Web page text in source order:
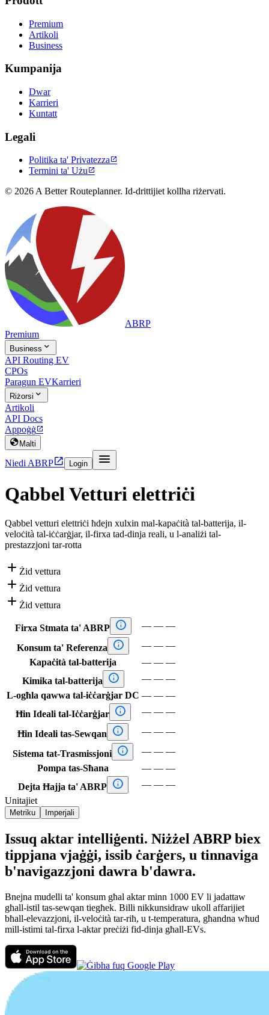
Premium
Artikoli
Business
Kumpanija
Dwar
Karrieri
Kuntatt
Legali
Politika ta' Privatezza
Termini ta' Użu
© 2026 A Better Routeplanner. Id-drittijiet kollha riżervati.
ABRP
Premium
Business 
API Routing EV
CPOs
Paragun EVKarrieri
Riżorsi 
Artikoli
API Docs
Appoġġ
 Malti
Niedi ABRP Login 
Qabbel Vetturi elettriċi
Qabbel vetturi elettriċi ħdejn xulxin mal-kapaċità tal-batterija, il-
veloċità tal-iċċarġjar, il-firxa tad-dinja reali, u l-analiżi tal-
prestazzjoni tar-rotta
 Żid vettura
 Żid vettura
 Żid vettura
Firxa Stmata ta' ABRP  — — —
Konsum ta' Referenza  — — —
Kapaċità tal-batterija
— — —
Kimika tal-batterija
 — — —
L-ogħla qawwa tal-iċċarġjar DC — — —
Ħin Ideali tal-Iċċarġjar
 — — —
Ħin Ideali tas-Sewqan  — — —
Sistema tat-Trasmissjoni  — — —
Pompa tas-Sħana
— — —
Dejta Ħajja ta' ABRP
 — — —
Unitajiet
Metriku Imperjali
Issuq aktar intelliġenti. Niżżel ABRP biex
tippjana vjaġġi, issib ċarġers, u tinnaviga
b'navigazzjoni dawra b'dawra.
Bnejna mudelli ta' konsum għal aktar minn 1000 EV li jadattaw
għall-istil tas-sewqan tiegħek. Billi nikkunsidraw ukoll affarijiet
bħall-elevazzjoni, il-veloċità tar-riħ, u t-temperatura, għandna wħud
mill-istimi tal-firxa l-aktar preċiżi fid-dinja għall-EVs.